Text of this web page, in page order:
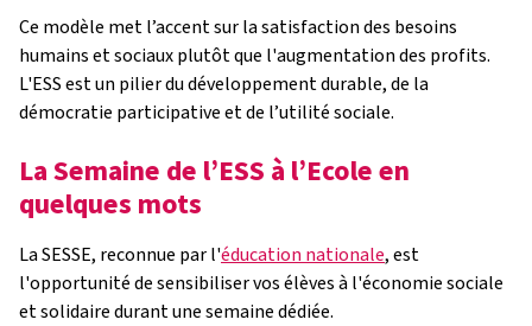
Ce modèle met l’accent sur la satisfaction des besoins
humains et sociaux plutôt que l'augmentation des profits.
L'ESS est un pilier du développement durable, de la
démocratie participative et de l’utilité sociale.
La Semaine de l’ESS à l’Ecole en
quelques mots
La SESSE, reconnue par l'éducation nationale, est
l'opportunité de sensibiliser vos élèves à l'économie sociale
et solidaire durant une semaine dédiée.